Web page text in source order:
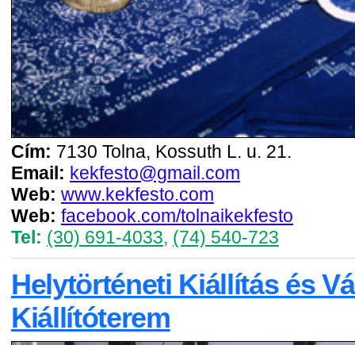
Cím: 7130 Tolna, Kossuth L. u. 21.
Email: kekfesto@gmail.com
Web: www.kekfesto.com
Web: facebook.com/tolnaikekfesto
Tel: (30) 691-4033, (74) 540-723
Helytörténeti Kiállítás és
Kiállítóterem